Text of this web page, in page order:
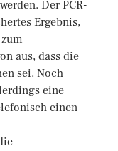
Der PCR-
Ergebnis,
aus, dass die
sei. Noch
eine
einen